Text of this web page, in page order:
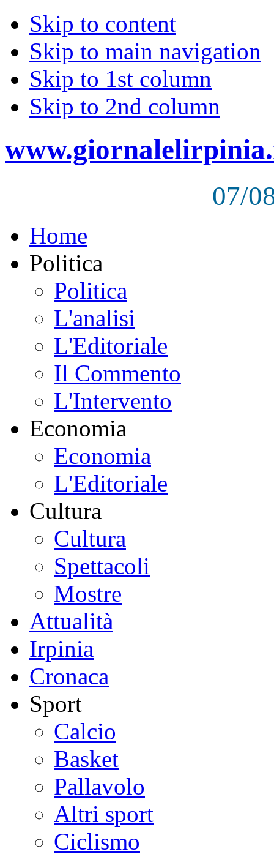
Skip to content
Skip to main navigation
Skip to 1st column
Skip to 2nd column
07/
Home
Politica
Politica
L'analisi
L'Editoriale
Il Commento
L'Intervento
Economia
Economia
L'Editoriale
Cultura
Cultura
Spettacoli
Mostre
Attualità
Irpinia
Cronaca
Sport
Calcio
Basket
Pallavolo
Altri sport
Ciclismo